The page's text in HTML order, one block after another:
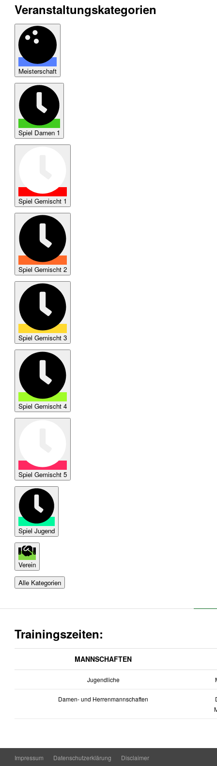
Veranstaltungskategorien
Meisterschaft
Spiel Damen 1
Spiel Gemischt 1
Spiel Gemischt 2
Spiel Gemischt 3
Spiel Gemischt 4
Spiel Gemischt 5
Spiel Jugend
Verein
Alle Kategorien
Trainingszeiten:
MANNSCHAFTEN
Jugendliche
Damen- und Herrenmannschaften
Impressum Datenschutzerklärung Disclaimer